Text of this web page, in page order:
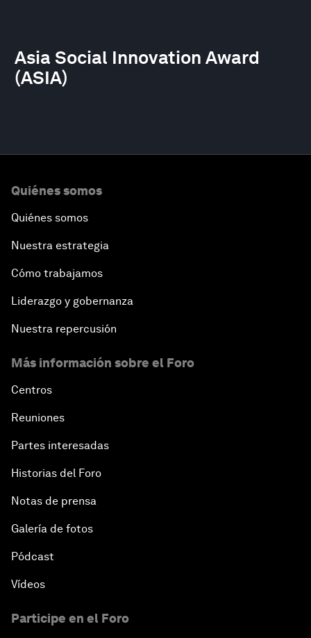
Asia Social Innovation Award
(ASIA)
Quiénes somos
Quiénes somos
Nuestra estrategia
Cómo trabajamos
Liderazgo y gobernanza
Nuestra repercusión
Más información sobre el Foro
Centros
Reuniones
Partes interesadas
Historias del Foro
Notas de prensa
Galería de fotos
Pódcast
Vídeos
Participe en el Foro